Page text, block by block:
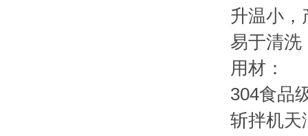
升温小，
易于清洗
用材：
304食品
斩拌机天